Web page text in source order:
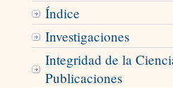
Índice
Investigaciones
Integridad de la
Publicaciones